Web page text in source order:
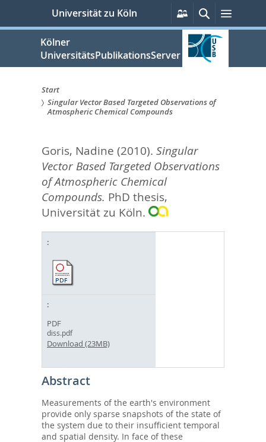
springen
Universität zu Köln
Persönliche
Services
Suche
Kölner
UniversitätsPublikationsServer
Sie
hier:
Start
Singular Vector Based Targeted Observations of
Atmospheric Chemical Compounds
Goris, Nadine (2010). Singular
Vector Based Targeted Observations
of Atmospheric Chemical
Compounds. PhD thesis,
Universität zu Köln.
PDF
diss.pdf
Download (23MB)
Abstract
Measurements of the earth's environment
provide only sparse snapshots of the state of
the system due to their insufficient temporal
and spatial density. In face of these